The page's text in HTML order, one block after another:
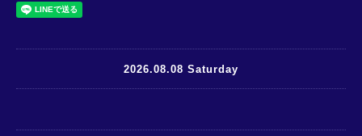
2026.08.08 Saturday